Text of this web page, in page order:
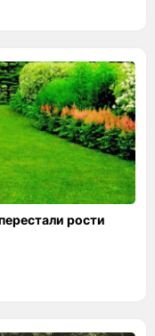
рости